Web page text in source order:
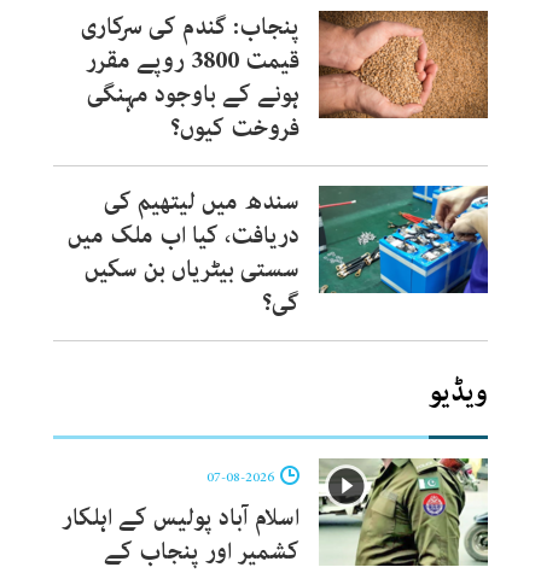
پنجاب: گندم کی سرکاری
قیمت 3800 روپے مقرر
ہونے کے باوجود مہنگی
فروخت کیوں؟
سندھ میں لیتھیم کی
دریافت، کیا اب ملک میں
سستی بیٹریاں بن سکیں
گی؟
ویڈیو
اسلام آباد پولیس کے اہلکار
کشمیر اور پنجاب کے